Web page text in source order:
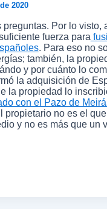
2020
preguntas. Por lo visto,
fuerza para
. Para eso no
también, la
y por cuánto lo
la adquisición de
la propiedad lo
con el Pazo de
propietario no es el que
y no es más que un